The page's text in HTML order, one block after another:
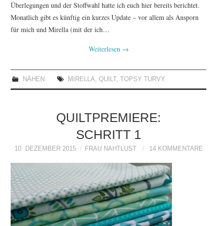
Überlegungen und der Stoffwahl hatte ich euch hier bereits berichtet.
Monatlich gibt es künftig ein kurzes Update – vor allem als Ansporn
für mich und Mirella (mit der ich…
Weiterlesen →
NÄHEN MIRELLA, QUILT , TOPSY TURVY
QUILTPREMIERE:
SCHRITT 1
10. DEZEMBER 2015 FRAU NAHTLUST 14 KOMMENTARE